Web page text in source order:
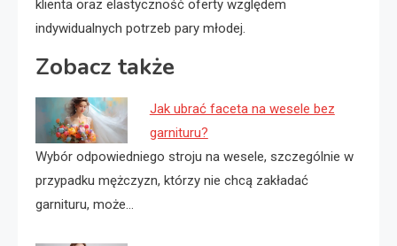
klienta oraz elastyczność oferty względem
indywidualnych potrzeb pary młodej.
Zobacz także
Jak ubrać faceta na wesele bez
garnituru?
Wybór odpowiedniego stroju na wesele, szczególnie w
przypadku mężczyzn, którzy nie chcą zakładać
garnituru, może…